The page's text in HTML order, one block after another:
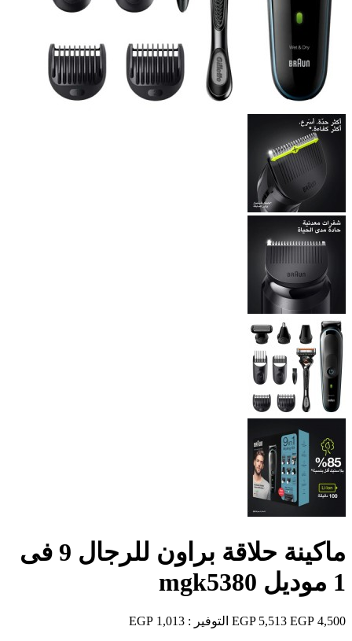
ماكينة حلاقة براون للرجال 9 فى
1 موديل mgk5380
4,500 EGP
5,513 EGP التوفير : 1,013 EGP